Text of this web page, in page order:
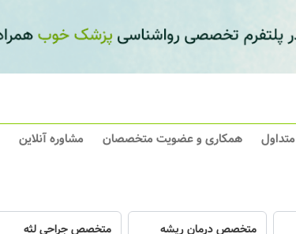
همکاری و عضویت متخصصان مشاوره آنلاین
متخصص درمان ریشه
متخصص جراحی لثه